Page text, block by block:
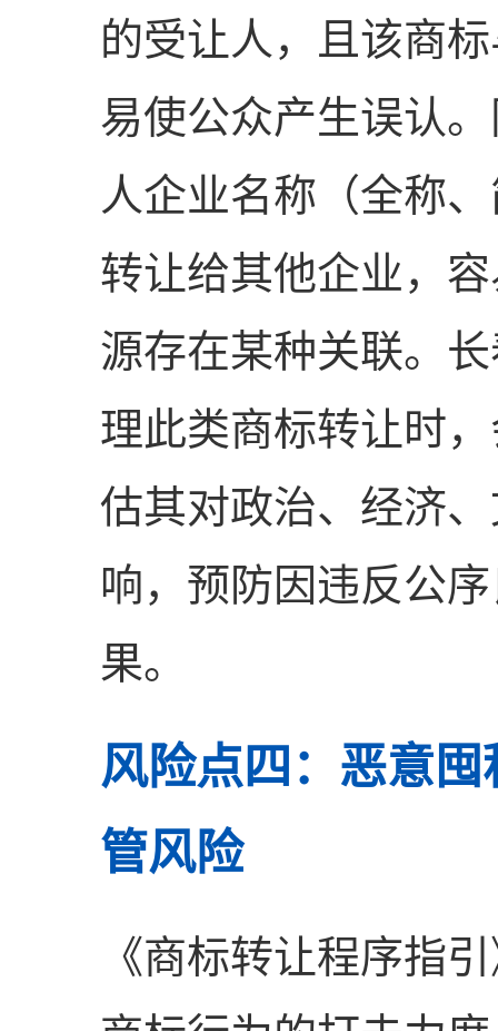
的受让人，且该商
易使公众产生误认
人企业名称（全称
转让给其他企业，
源存在某种关联。
理此类商标转让时
估其对政治、经济
响，预防因违反公
果。
风险点四：恶意
管风险
《商标转让程序指